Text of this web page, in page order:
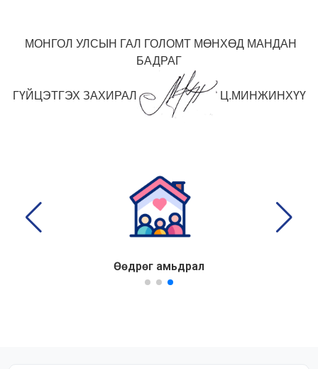
МОНГОЛ УЛСЫН ГАЛ ГОЛОМТ МӨНХӨД МАНДАН
БАДРАГ
ГҮЙЦЭТГЭХ ЗАХИРАЛ Ц.МИНЖИНХҮҮ
Өөдрөг амьдрал